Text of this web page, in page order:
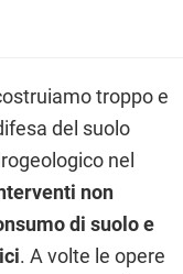
troppo e
del suolo
nel
non
di suolo e
. A volte le opere